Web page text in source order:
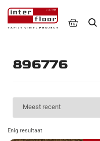
896776
Enig resultaat